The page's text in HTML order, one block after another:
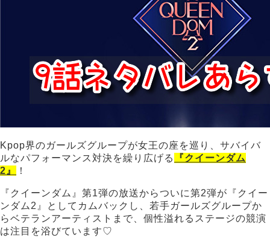
Kpop界のガールズグループが女王の座を巡り、サバイバ
ルなパフォーマンス対決を繰り広げる
『クイーンダム
2』
！
『クイーンダム』第1弾の放送からついに第2弾が『クイー
ンダム2』としてカムバックし、若手ガールズグループか
らベテランアーティストまで、個性溢れるステージの競演
は注目を浴びています♡